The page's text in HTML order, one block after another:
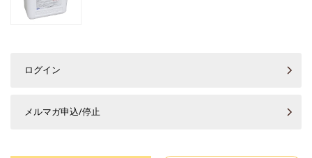
ログイン
メルマガ申込/停止